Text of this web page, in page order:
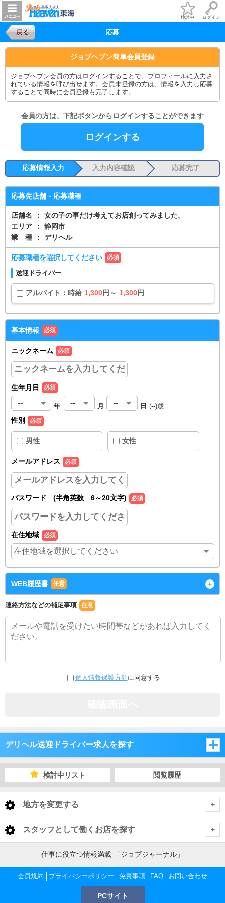
検討中 ログイン
戻る 応募
ジョブヘブン簡単会員登録
ジョブヘブン会員の方はログインすることで、プロフィールに入力さ
れている情報を呼び出せます。会員未登録の方は、情報を入力し応募
することで同時に会員登録も完了します。
会員の方は、下記ボタンからログインすることができます
ログインする
応募情報入力 入力内容確認 応募完了
応募先店舗・応募職種
店舗名
エリア
業種
：
女の子の事だけ考えてお店創ってみました。
：
静岡市
：
デリヘル
応募職種を選択してください 必須
送迎ドライバー
アルバイト ： 時給 1,300円～ 1,300円
基本情報 必須
ニックネーム 必須
生年月日 必須
年 月 日 (--)歳
性別 必須
男性 女性
メールアドレス 必須
パスワード (半角英数 6～20文字) 必須
在住地域 必須
WEB履歴書 任意 +
連絡方法などの補足事項 任意
個人情報保護方針に同意する
デリヘル送迎ドライバー求人を探す
愛知県
名古屋市 デリヘル送迎ドライバー
名古屋駅・中村・西区 デリヘル送迎ドライバー
三河
三河 デリヘル送迎ドライバー
岐阜市
岐阜市 デリヘル送迎ドライバー
三重県 デリヘル送迎ドライバー
静岡県
静岡県 デリヘル送迎ドライバー
検討中リスト 閲覧履歴
地方を変更する
< 全国トップ
北海道 男性高収入
東北 男性高収入
南関東 男性高収入
スタッフとして働くお店を探す
愛知県
愛知 男性高収入
岐阜県
仕事に役立つ情報満載 「ジョブジャーナル」
会員規約 プライバシーポリシー 免責事項 FAQ お問い合わせ
PCサイト